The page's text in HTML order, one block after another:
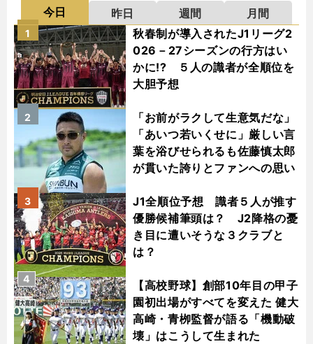
今日 昨日 週間
月間
秋春制が導入されたJ1リーグ2
026－27シーズンの行方はい
かに!? ５人の識者が全順位を
大胆予想
1
「お前がラクして生意気だな」
「あいつ若いくせに」厳しい言
葉を浴びせられるも佐藤慎太郎
が貫いた誇りとファンへの思い
2
J1全順位予想 識者５人が推す
優勝候補筆頭は？ J2降格の憂
き目に遭いそうな３クラブと
は？
3
【高校野球】創部10年目の甲子
園初出場がすべてを変えた 健大
高崎・青栁監督が語る「機動破
壊」はこうして生まれた
4